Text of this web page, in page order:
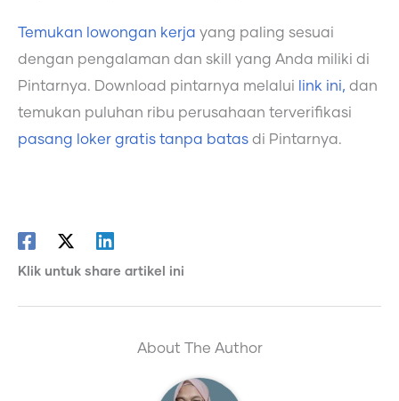
Temukan lowongan kerja yang paling sesuai
dengan pengalaman dan skill yang Anda miliki di
Pintarnya. Download pintarnya melalui
link ini, dan
temukan puluhan ribu perusahaan terverifikasi
pasang loker gratis tanpa batas di Pintarnya.
Klik untuk share artikel ini
About The Author